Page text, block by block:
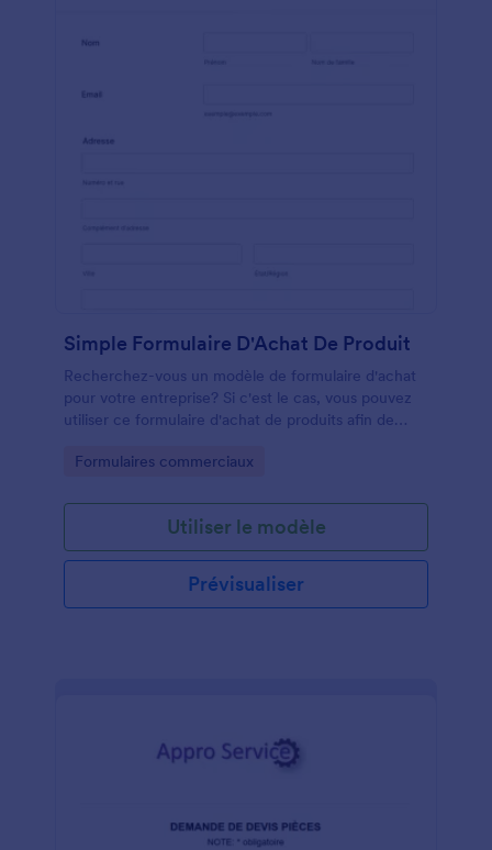
Simple Formulaire D'Achat De Produit
Recherchez-vous un modèle de formulaire d'achat
pour votre entreprise? Si c'est le cas, vous pouvez
utiliser ce formulaire d'achat de produits afin de
Personnalisez simplement ce modèle de formulaire
informations que vous souhaitez collecter et
commencez à collecter les achats rapidement.
Go to Category:
Formulaires commerciaux
Utiliser le modèle
Prévisualiser